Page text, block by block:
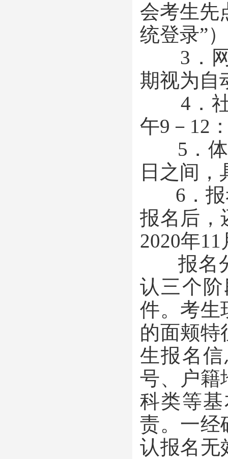
会考生先
统登录”）
3．网
期视为自
4．社
午9－12
5．体
日之间
6．报
报名后，
2020年
报名分
认三个
件。考生
的面颊特
生报名
号、户籍
科类等
责。一经
认报名无